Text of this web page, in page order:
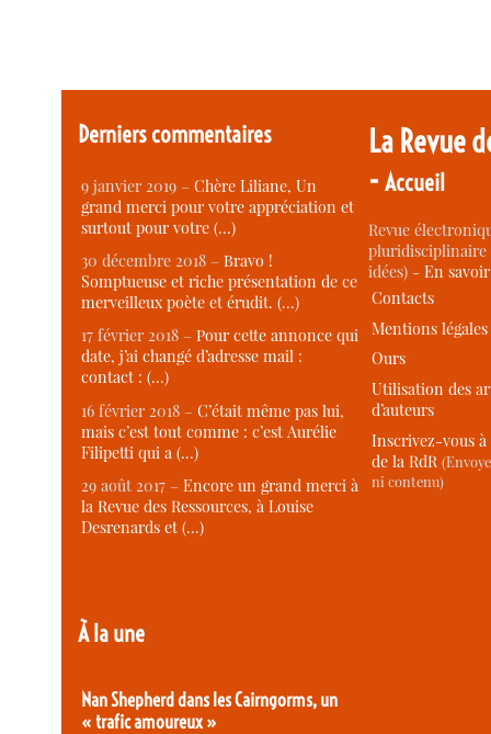
Derniers commentaires
9 janvier 2019 –Chère Liliane, Un
grand merci pour votre appréciation et
surtout pour votre (…)
30 décembre 2018 –Bravo !
Somptueuse et riche présentation de ce
merveilleux poète et érudit. (…)
17 février 2018 –Pour cette annonce qui
date, j’ai changé d’adresse mail :
contact : (…)
16 février 2018 –C’était même pas lui,
mais c’est tout comme : c’est Aurélie
Filipetti qui a (…)
29 août 2017 –Encore un grand merci à
la Revue des Ressources, à Louise
Desrenards et (…)
À la une
Nan Shepherd dans les Cairngorms, un
« trafic amoureux »
La Revue
-Accueil
Revue
idées) -En
Contacts
Mentions légales
Ours
Utilisation des
d’auteurs
Inscrivez-vous
de la RdR
ni contenu)